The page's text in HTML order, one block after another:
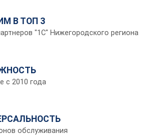
В ТОП 3
"1С" Нижегородского региона
с 2010 года
обслуживания